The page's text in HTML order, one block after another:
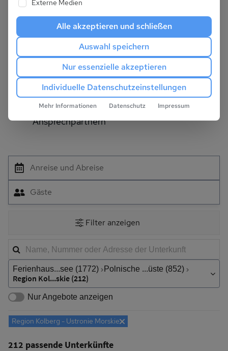
Ausgesuchte Objekte, alle persönlich
Einzigartige Beratungsqualität. Wir lieben und
leben Ferienhausurlaub
Kundennähe mit festen, erfahrenen
Ansprechpartnern
Anreise und Abreise
Gäste
c
h
i
l
t
e
r
Filter anzeigen
Stichwortsuche
Ort,
Region,
Land
Ferienhaus...see (1772) Polnische ...üste (852)
Region Kol...skie (212)
Nur Angebote anzeigen
Entferne
Region Kolberg - Ustronie Morskie
212 passende Unterkünfte
Externe Medien
Alle akzeptieren und schließen
Auswahl speichern
Nur essenzielle akzeptieren
Individuelle Datenschutzeinstellungen
Mehr Informationen Datenschutz Impressum